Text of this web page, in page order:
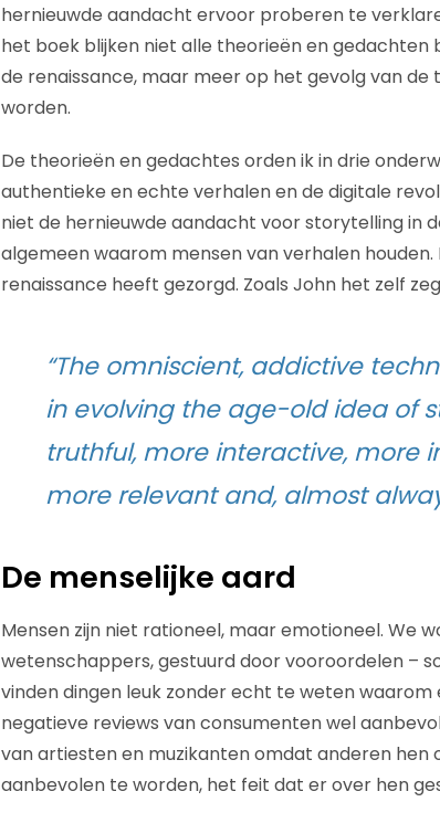
hernieuwde aandacht ervoor proberen te
het boek blijken niet alle theorieën en
de renaissance, maar meer op het gevolg van
worden.
De theorieën en gedachtes orden ik in drie
authentieke en echte verhalen en de digitale
niet de hernieuwde aandacht voor storytelling in
algemeen waarom mensen van verhalen
renaissance heeft gezorgd. Zoals John het zelf
“The omniscient, addictive
in evolving the age-old idea of
truthful, more interactive, more
more relevant and, almost
De menselijke aard
Mensen zijn niet rationeel, maar emotioneel. We
wetenschappers, gestuurd door vooroordelen –
vinden dingen leuk zonder echt te weten waarom
negatieve reviews van consumenten wel
van artiesten en muzikanten omdat anderen hen
aanbevolen te worden, het feit dat er over hen